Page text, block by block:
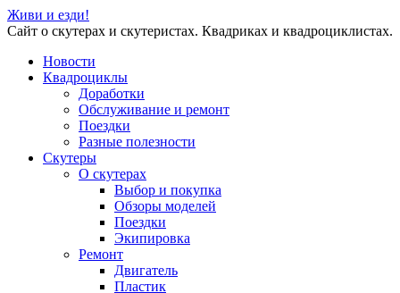
Живи и езди!
Сайт о скутерах и скутеристах. Квадриках и квадроциклистах.
Новости
Квадроциклы
Доработки
Обслуживание и ремонт
Поездки
Разные полезности
Скутеры
О скутерах
Выбор и покупка
Обзоры моделей
Поездки
Экипировка
Ремонт
Двигатель
Пластик